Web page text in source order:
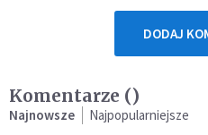
DODAJ
Komentarze ()
Najnowsze Najpopularniejsze